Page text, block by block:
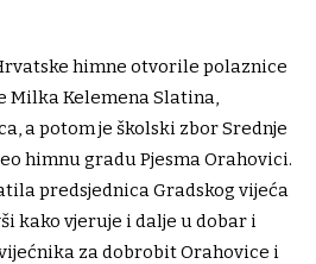
himne otvorile polaznice
Milka Kelemena Slatina,
a potom je školski zbor Srednje
himnu gradu Pjesma Orahovici.
predsjednica Gradskog vijeća
kako vjeruje i dalje u dobar i
za dobrobit Orahovice i